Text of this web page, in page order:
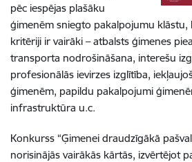
pēc iespējas plašāku
ģimenēm sniegto pakalpojumu klāstu,
kritēriji ir vairāki – atbalsts ģimenes
transporta nodrošināšana, interešu
profesionālās ievirzes izglītība,
ģimenēm, papildu pakalpojumi
infrastruktūra u.c.
Konkurss “Ģimenei draudzīgākā
norisinājās vairākās kārtās, izvērtējot